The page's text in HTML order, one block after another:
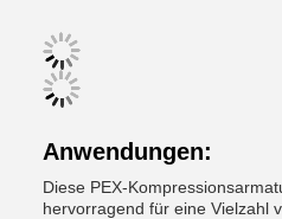
Anwendungen:
Diese PEX-
hervorragend für eine Vielzahl